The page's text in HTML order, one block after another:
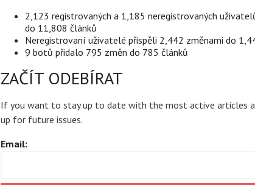
2,123 registrovaných a 1,185 neregistrovaných
do 11,808 článků
Neregistrovaní uživatelé přispěli 2,442 změnami do
9 botů přidalo 795 změn do 785 článků
ZAČÍT ODEBÍRAT
If you want to stay up to date with the most active articles
up for future issues.
Email: